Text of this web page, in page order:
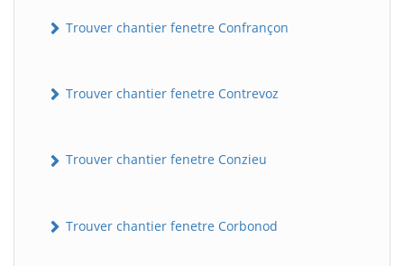
Trouver chantier fenetre Confrançon
Trouver chantier fenetre Contrevoz
Trouver chantier fenetre Conzieu
Trouver chantier fenetre Corbonod
B Assistant en ligne